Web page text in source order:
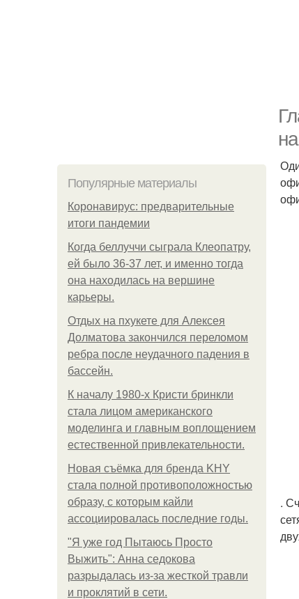
Популярные материалы
Коронавирус: предварительные
итоги пандемии
Когда беллуччи сыграла Клеопатру,
ей было 36-37 лет, и именно тогда
она находилась на вершине
карьеры.
Отдых на пхукете для Алексея
Долматова закончился переломом
ребра после неудачного падения в
бассейн.
К началу 1980-х Кристи бринкли
стала лицом американского
моделинга и главным воплощением
естественной привлекательности.
Новая съёмка для бренда KHY
стала полной противоположностью
образу, с которым кайли
ассоциировалась последние годы.
"Я уже год Пытаюсь Просто
Выжить": Анна седокова
разрыдалась из-за жесткой травли
и проклятий в сети.
.